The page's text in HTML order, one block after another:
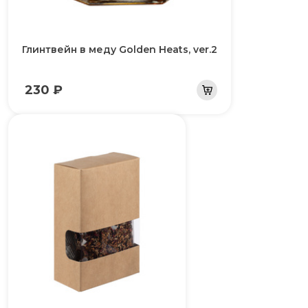
Глинтвейн в меду Golden Heats, ver.2
230 ₽